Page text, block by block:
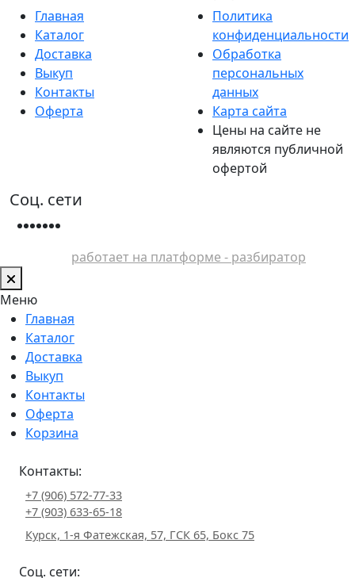
Главная
Каталог
Доставка
Выкуп
Контакты
Оферта
Политика
конфиденциальности
Обработка
персональных
данных
Карта сайта
Цены на сайте не
являются публичной
офертой
Соц. сети
работает на платформе - разбиратор
Меню
Главная
Каталог
Доставка
Выкуп
Контакты
Оферта
Корзина
Контакты:
+7 (906) 572-77-33
+7 (903) 633-65-18
Курск, 1-я Фатежская, 57, ГСК 65, Бокс 75
Соц. сети: